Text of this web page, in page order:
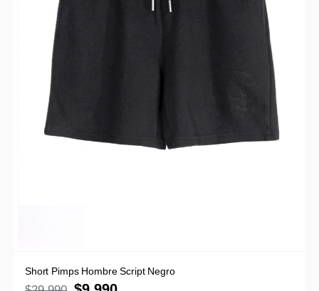
Short Pimps Hombre Script Negro